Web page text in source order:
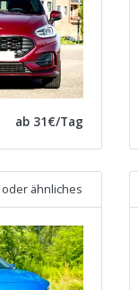
ab 31€/Tag
oder ähnliches